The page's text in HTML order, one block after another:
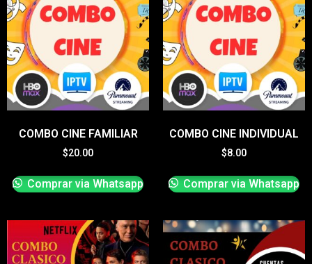
COMBO CINE FAMILIAR
$20.00
Comprar via Whatsapp
COMBO CINE INDIVIDUAL
$8.00
Comprar via Whatsapp